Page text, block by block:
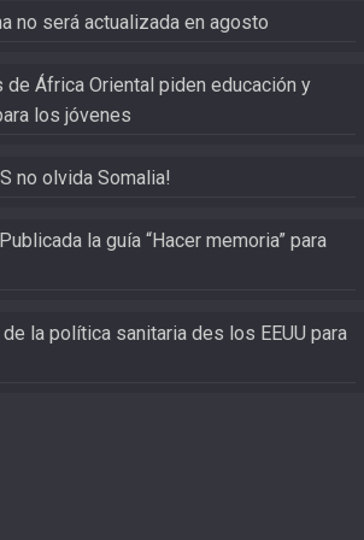
no será actualizada en agosto
de África Oriental piden educación y
los jóvenes
no olvida Somalia!
la guía “Hacer memoria” para
la política sanitaria des los EEUU para